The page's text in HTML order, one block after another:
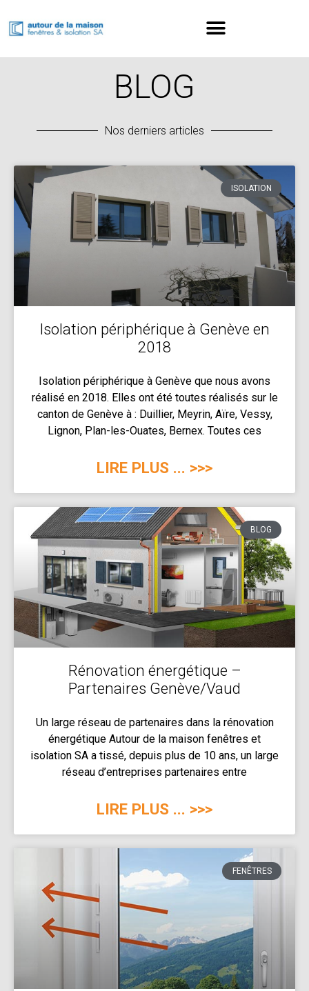
BLOG
Nos derniers articles
ISOLATION
Isolation périphérique à Genève en
2018
Isolation périphérique à Genève que nous avons
réalisé en 2018. Elles ont été toutes réalisés sur le
canton de Genève à : Duillier, Meyrin, Aïre, Vessy,
Lignon, Plan-les-Ouates, Bernex. Toutes ces
LIRE PLUS ... >>>
BLOG
Rénovation énergétique –
Partenaires Genève/Vaud
Un large réseau de partenaires dans la rénovation
énergétique Autour de la maison fenêtres et
isolation SA a tissé, depuis plus de 10 ans, un large
réseau d’entreprises partenaires entre
LIRE PLUS ... >>>
FENÊTRES